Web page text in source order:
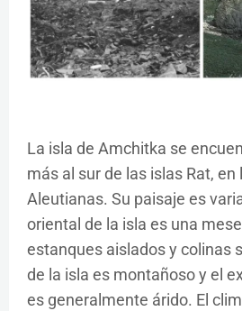
La isla de Amchitka se
más al sur de las islas Rat,
Aleutianas. Su paisaje es
oriental de la isla es una
estanques aislados y colinas
de la isla es montañoso y el
es generalmente árido. El